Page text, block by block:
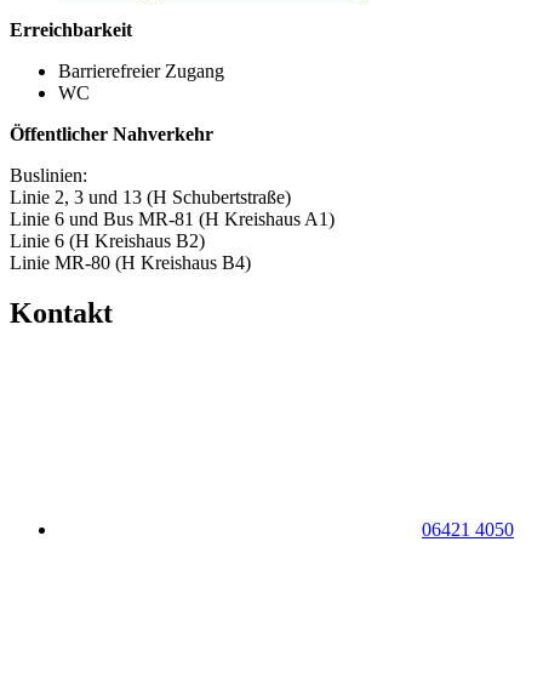
Erreichbarkeit
Barrierefreier Zugang
WC
Öffentlicher Nahverkehr
Buslinien:
Linie 2, 3 und 13 (H Schubertstraße)
Linie 6 und Bus MR-81 (H Kreishaus A1)
Linie 6 (H Kreishaus B2)
Linie MR-80 (H Kreishaus B4)
Kontakt
06421 4050